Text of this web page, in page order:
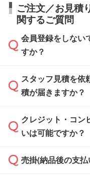
ご注文／お見積
関するご質問
会員登録をしない
すか？
可能です。見積
まま進む』ボタ
スタッフ見積を依
積が届きますか？
通常、翌営業日
雑状況によって
依頼いただいた
クレジット・コン
いは可能ですか？
銀行振込のみの
売掛(納品後の支